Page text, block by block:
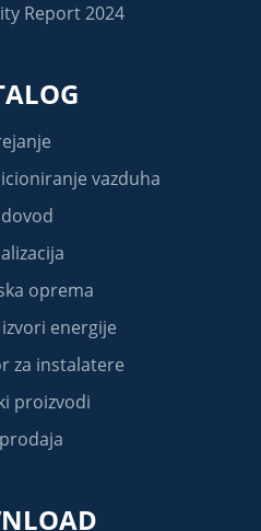
Report 2024
vazduha
oprema
energije
za instalatere
proizvodi